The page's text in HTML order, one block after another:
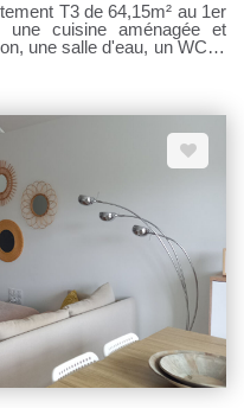
T3 de 64,15m² au 1er
une cuisine aménagée et
une salle d'eau, un WC et
afin de nous